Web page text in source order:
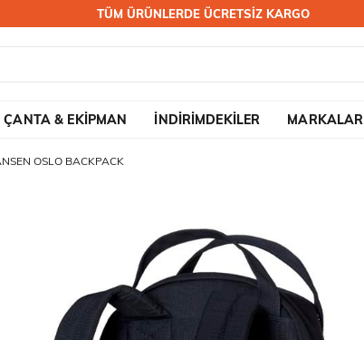
TÜM ÜRÜNLERDE ÜCRETSİZ KARGO
ÇANTA & EKİPMAN İNDİRİMDEKİLER MARKALAR
OSLO BACKPACK